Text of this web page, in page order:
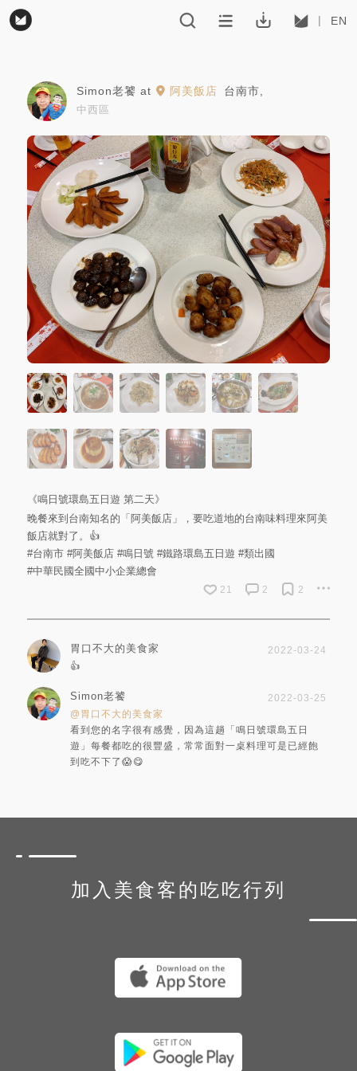
EN
Simon老饕 at 阿美飯店 台南市
中西區
《鳴日號環島五日遊 第二天》
晚餐來到台南知名的「阿美飯店」，要吃道地的台南味料理來阿美
飯店就對了。👍
#台南市 #阿美飯店 #鳴日號 #鐵路環島五日遊 #類出國
#中華民國全國中小企業總會
21 2 2
胃口不大的美食家
2022-03-24
👍
Simon老饕
2022-03-25
@胃口不大的美食家
看到您的名字很有感覺，因為這趟「鳴日號環島五日
遊」每餐都吃的很豐盛，常常面對一桌料理可是已經飽
到吃不下了😱😋
加入美食客的吃吃行列